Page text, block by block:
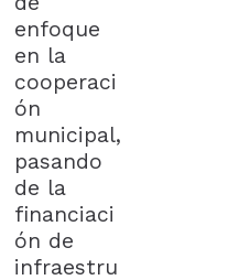
enfoque
en la
cooperaci
ón
municipal,
pasando
de la
financiaci
ón de
infraestru